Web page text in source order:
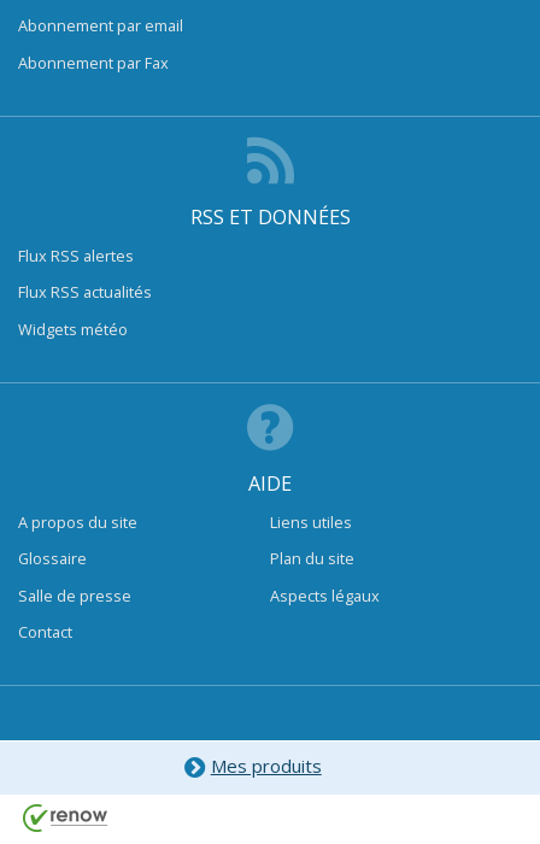
Abonnement par email
Abonnement par Fax
RSS ET DONNÉES
Flux RSS alertes
Flux RSS actualités
Widgets météo
AIDE
A propos du site
Glossaire
Salle de presse
Contact
Liens utiles
Plan du site
Aspects légaux
Mes produits